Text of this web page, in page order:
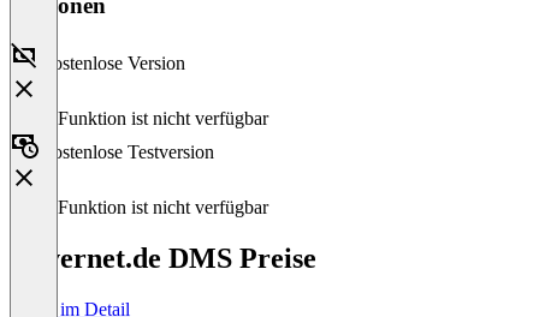
Kostenlose Version
Diese Funktion ist nicht verfügbar
Kostenlose Testversion
Diese Funktion ist nicht verfügbar
Advernet.de DMS Preise
Preise im Detail